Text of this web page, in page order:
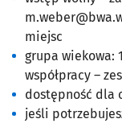
miejsc
grupa wiekowa:
współpracy –
dostępność dla
jeśli